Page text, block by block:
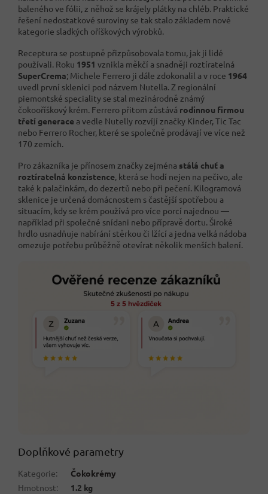
baleného ve fólii, z něhož se krájely plátky na chléb. Praktické
řešení nedostatkové suroviny se tak stalo základem nové
kategorie sladkých oříškových výrobků.
Receptura se postupně přizpůsobovala tomu, jak ji lidé
používali. Roku 1951 vznikla měkčí a snadněji roztíratelná
SuperCrema; Michele Ferrero ji dále zdokonalil a v roce 1964
uvedl první sklenici pod názvem Nutella. Z regionální
piemontské speciality se stal mezinárodně známý
čokooříškový krém. Ferrero přitom zůstává rodinnou firmou
třetí generace a vedle Nutelly rozvíjí značky Kinder, Tic Tac
nebo Ferrero Rocher, které se společně prodávají ve více než
170 zemích.
Pro zákazníka je přínosem značky zejména stálá chuť a
roztíratelná konzistence, která se hodí nejen na pečivo, ale
také k palačinkám, do dezertů nebo při pečení. Kilogramová
sklenice je určená domácnostem s častější spotřebou a
situacím, kdy se krém používá pro více porcí najednou —
například při společné snídani nebo přípravě dortu. Široké
hrdlo usnadňuje nabírání stěrkou či lžící a jedna velká nádoba
omezuje potřebu průběžně otevírat několik menších balení.
Doplňkové parametry
Kategorie:
Čokokrémy
Hmotnost:
1.2 kg